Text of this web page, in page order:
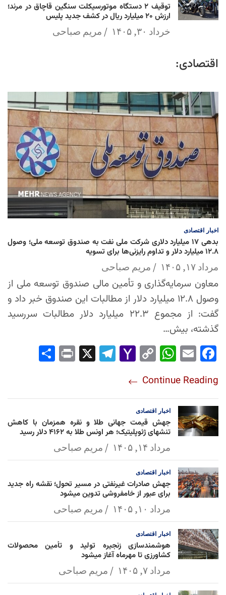
توقیف ۲ دستگاه موتورسیکلت سنگین قاچاق در مرند؛
ارزش ۲۰ میلیارد ریال در کشف جدید پلیس
خرداد ۳۰, ۱۴۰۵ مریم صباحی
اقتصادی:
اخبار اقتصادی
بدهی ۱۷ میلیارد دلاری شرکت ملی نفت به صندوق توسعه ملی؛ وصول
۱۲.۸ میلیارد دلار و تداوم رایزنی‌ها برای تسویه
مرداد ۱۷, ۱۴۰۵ مریم صباحی
معاون سرمایه‌گذاری و تأمین مالی صندوق توسعه ملی از
وصول ۱۲.۸ میلیارد دلار از مطالبات این صندوق خبر داد و
گفت: از مجموع ۲۲.۳ میلیارد دلار مطالبات سررسید
گذشته، بیش…
Fac
ok
Em
Wh
Ap
p
Co
Lin
k
Yah
l
Tel
Pri
Continue Reading
اخبار اقتصادی
جهش قیمت جهانی طلا و نقره همزمان با کاهش
تنشهای ژئوپلیتیک؛ هر اونس طلا به ۴۱۶۲ دلار رسید
مرداد ۱۴, ۱۴۰۵ مریم صباحی
اخبار اقتصادی
جهش صادرات غیرنفتی در مسیر تحول؛ نقشه راه جدید
برای عبور از خامفروشی تدوین میشود
مرداد ۱۰, ۱۴۰۵ مریم صباحی
اخبار اقتصادی
هوشمندسازی زنجیره تولید و تأمین محصولات
کشاورزی تا مهرماه آغاز میشود
مرداد ۷, ۱۴۰۵ مریم صباحی